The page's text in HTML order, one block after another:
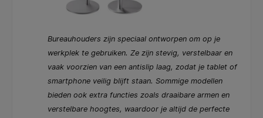
Bureauhouders zijn speciaal ontworpen om op je
werkplek te gebruiken. Ze zijn stevig, verstelbaar en
vaak voorzien van een antislip laag, zodat je tablet of
smartphone veilig blijft staan. Sommige modellen
bieden ook extra functies zoals draaibare armen en
verstelbare hoogtes, waardoor je altijd de perfecte